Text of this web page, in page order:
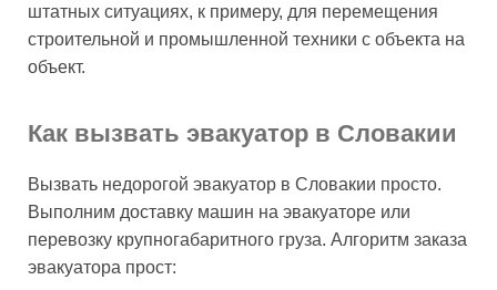
штатных ситуациях, к примеру, для перемещения
строительной и промышленной техники с объекта на
объект.
Как вызвать эвакуатор в Словакии
Вызвать недорогой эвакуатор в Словакии просто.
Выполним доставку машин на эвакуаторе или
перевозку крупногабаритного груза. Алгоритм заказа
эвакуатора прост: